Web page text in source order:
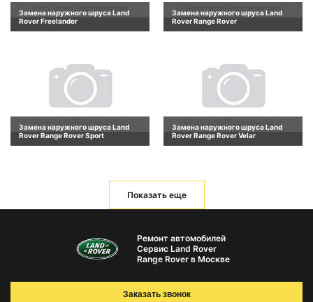
Замена наружного шруса Land
Rover Freelander
Замена наружного шруса Land
Rover Range Rover
Замена наружного шруса Land
Rover Range Rover Sport
Замена наружного шруса Land
Rover Range Rover Velar
Показать еще
Ремонт автомобилей
Сервис Land Rover
Range Rover в Москве
Заказать звонок